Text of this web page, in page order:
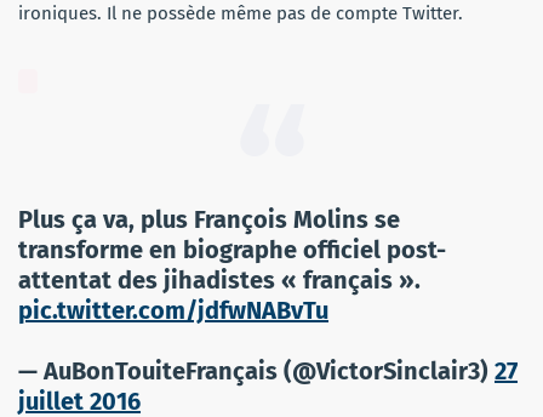
ironiques. Il ne possède même pas de compte Twitter.
Plus ça va, plus François Molins se
transforme en biographe officiel post-
attentat des jihadistes « français ».
pic.twitter.com/jdfwNABvTu
— AuBonTouiteFrançais (@VictorSinclair3) 27
juillet 2016